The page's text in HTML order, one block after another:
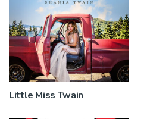
Little Miss Twain